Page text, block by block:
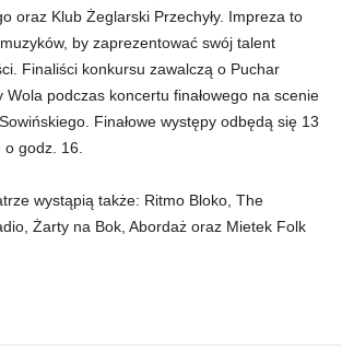
oraz Klub Żeglarski Przechyły. Impreza to
by zaprezentować swój talent
Finaliści konkursu zawalczą o Puchar
Wola podczas koncertu finałowego na scenie
Finałowe występy odbędą się 13
godz. 16.
wystąpią także: Ritmo Bloko, The
Żarty na Bok, Abordaż oraz Mietek Folk